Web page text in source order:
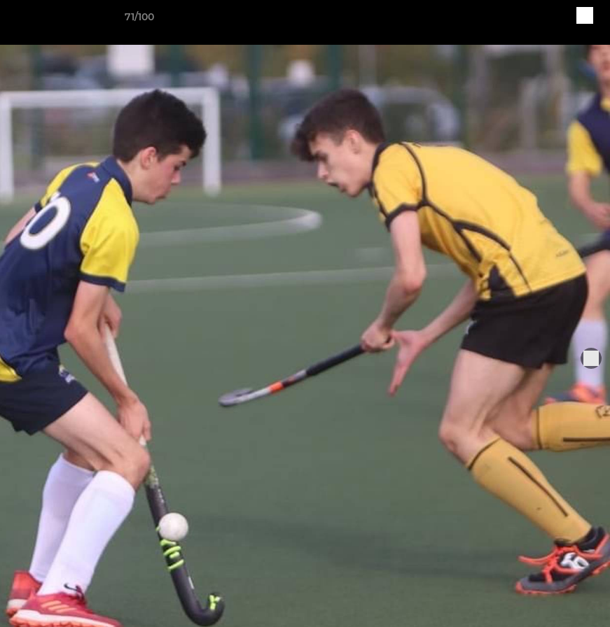
71/100